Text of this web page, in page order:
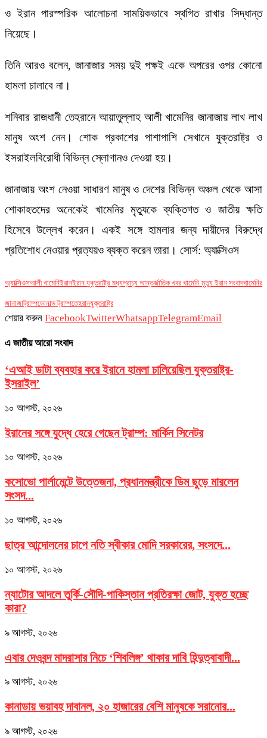
ও ইরান পারস্পরিক আলোচনা সাময়িকভাবে স্থগিত রাখার সিদ্ধান্ত
নিয়েছে।
তিনি আরও বলেন, জানাজার সময় দুই পক্ষই একে অপরের ওপর কোনো
হামলা চালাবে না।
শনিবার রাজধানী তেহরানে আয়াতুল্লাহ আলী খামেনির জানাজায় লাখ লাখ
মানুষ অংশ নেন। শোক প্রকাশের পাশাপাশি সেখানে যুক্তরাষ্ট্র ও
ইসরাইলবিরোধী বিভিন্ন স্লোগানও দেওয়া হয়।
জানাজায় অংশ নেওয়া সাধারণ মানুষ ও দেশের বিভিন্ন অঞ্চল থেকে আসা
শোকাহতদের অনেকেই খামেনির মৃত্যুকে ব্যক্তিগত ও জাতীয় ক্ষতি
হিসেবে উল্লেখ করেন। একই সঙ্গে হামলার জন্য দায়ীদের বিরুদ্ধে
প্রতিশোধ নেওয়ার প্রত্যয়ও ব্যক্ত করেন তারা। সোর্স: অ্যাক্সিওস
অ্যাক্সিওসআলী খামেনিইরানইরান যুক্তরাষ্ট্র মধ্যপ্রাচ্য আন্তর্জাতিক খবর খামেনি মৃত্যু ইরান সংবাদখামেনির
জানাজাট্রাম্পডোনাল্ড ট্রাম্পতেহরানযুক্তরাষ্ট্র
শেয়ার করুন FacebookTwitterWhatsappTelegramEmail
এ জাতীয় আরো সংবাদ
‘এআই ডাটা ব্যবহার করে ইরানে হামলা চালিয়েছিল যুক্তরাষ্ট্র-
ইসরাইল’
১০ আগস্ট, ২০২৬
ইরানের সঙ্গে যুদ্ধে হেরে গেছেন ট্রাম্প: মার্কিন সিনেটর
১০ আগস্ট, ২০২৬
কসোভো পার্লামেন্টে উত্তেজনা, প্রধানমন্ত্রীকে ডিম ছুড়ে মারলেন
সংসদ...
১০ আগস্ট, ২০২৬
ছাত্র আন্দোলনের চাপে নতি স্বীকার মোদি সরকারের, সংসদে...
১০ আগস্ট, ২০২৬
ন্যাটোর আদলে তুর্কি-সৌদি-পাকিস্তান প্রতিরক্ষা জোট, যুক্ত হচ্ছে
কারা?
৯ আগস্ট, ২০২৬
এবার দেওবন্দ মাদরাসার নিচে ‘শিবলিঙ্গ’ থাকার দাবি হিন্দুত্বাবাদী...
৯ আগস্ট, ২০২৬
কানাডায় ভয়াবহ দাবানল, ২০ হাজারের বেশি মানুষকে সরানোর...
৯ আগস্ট, ২০২৬